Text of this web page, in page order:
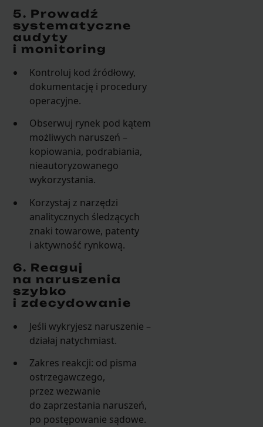
5. Prowadź
systematyczne
audyty
i monitoring
Kontroluj kod źródłowy,
dokumentację i procedury
operacyjne.
Obserwuj rynek pod kątem
możliwych naruszeń –
kopiowania, podrabiania,
nieautoryzowanego
wykorzystania.
Korzystaj z narzędzi
analitycznych śledzących
znaki towarowe, patenty
i aktywność rynkową.
6. Reaguj
na naruszenia
szybko
i zdecydowanie
Jeśli wykryjesz naruszenie –
działaj natychmiast.
Zakres reakcji: od pisma
ostrzegawczego,
przez wezwanie
do zaprzestania naruszeń,
po postępowanie sądowe.